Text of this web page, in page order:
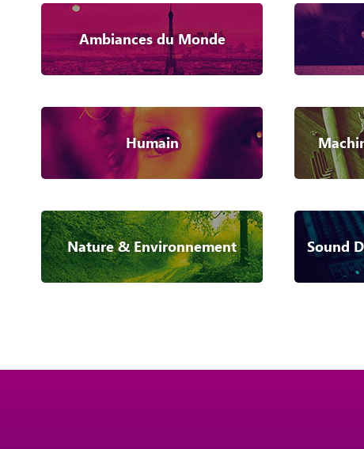
Ambiances du Monde
Humain
Nature & Environnement Sound